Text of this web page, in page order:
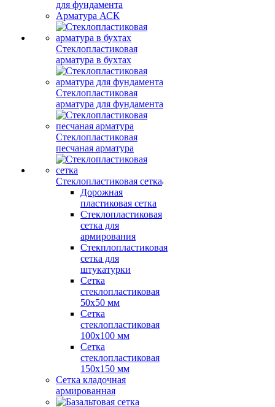
для фундамента
Арматура АСК
Стеклопластиковая
арматура в бухтах
Стеклопластиковая
арматура для фундамента
Стеклопластиковая
песчаная арматура
Стеклопластиковая сетка
Дорожная
пластиковая сетка
Стеклопластиковая
сетка для
армирования
Стекплопластиковая
сетка для
штукатурки
Сетка
стеклопластиковая
50x50 мм
Сетка
стеклопластиковая
100x100 мм
Сетка
стеклопластиковая
150x150 мм
Сетка кладочная
армированная